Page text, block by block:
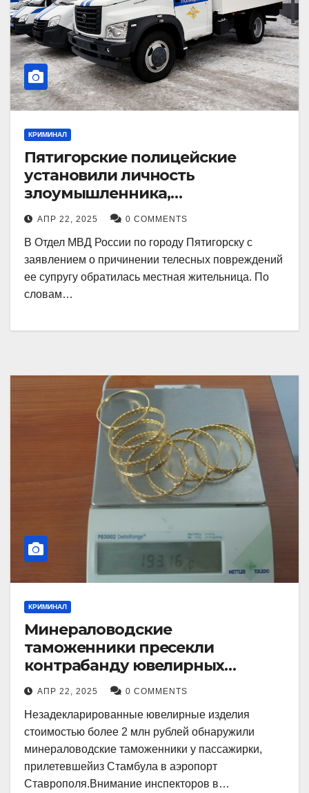
КРИМИНАЛ
Пятигорские полицейские
установили личность
злоумышленника,
причинившего телесные
повреждения местному жителю
АПР 22, 2025 0 COMMENTS
В Отдел МВД России по городу Пятигорску с
заявлением о причинении телесных повреждений
ее супругу обратилась местная жительница. По
словам…
КРИМИНАЛ
Минераловодские
таможенники пресекли
контрабанду ювелирных
изделий на 2 млн рублей
АПР 22, 2025 0 COMMENTS
Незадекларированные ювелирные изделия
стоимостью более 2 млн рублей обнаружили
минераловодские таможенники у пассажирки,
прилетевшейиз Стамбула в аэропорт
Ставрополя.Внимание инспекторов в…